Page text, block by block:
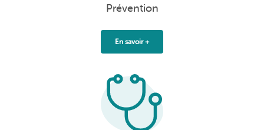
Prévention
En savoir +